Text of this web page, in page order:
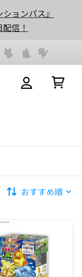
ョンパス』
信！